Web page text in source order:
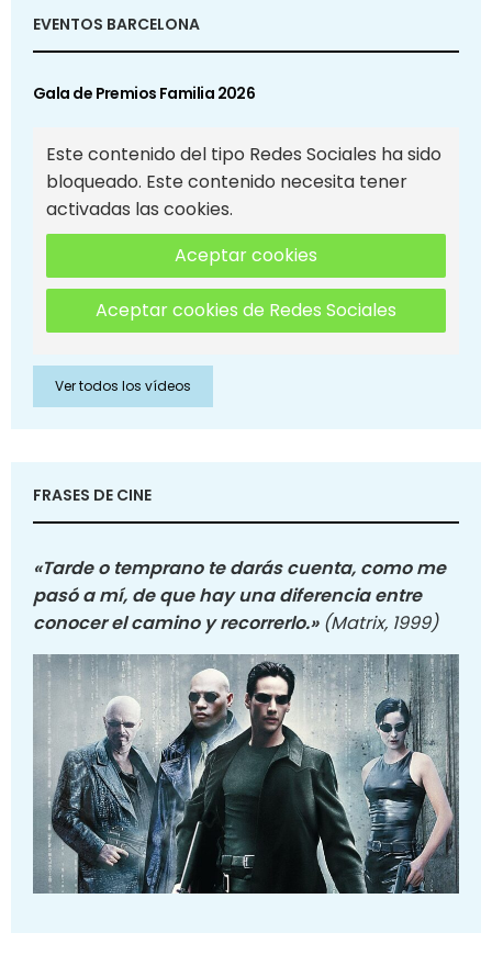
EVENTOS BARCELONA
Gala de Premios Familia 2026
Este contenido del tipo Redes Sociales ha sido
bloqueado. Este contenido necesita tener
activadas las cookies.
Aceptar cookies
Aceptar cookies de Redes Sociales
Ver todos los vídeos
FRASES DE CINE
«Tarde o temprano te darás cuenta, como me
pasó a mí, de que hay una diferencia entre
conocer el camino y recorrerlo.» (Matrix, 1999)